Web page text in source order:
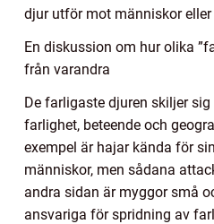
djur utför mot människor eller
En diskussion om hur olika
från varandra
De farligaste djuren skiljer
farlighet, beteende och
exempel är hajar kända för
människor, men sådana
andra sidan är myggor små
ansvariga för spridning av